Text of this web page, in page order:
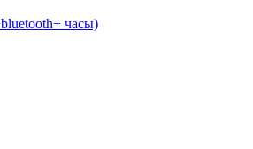
часы)